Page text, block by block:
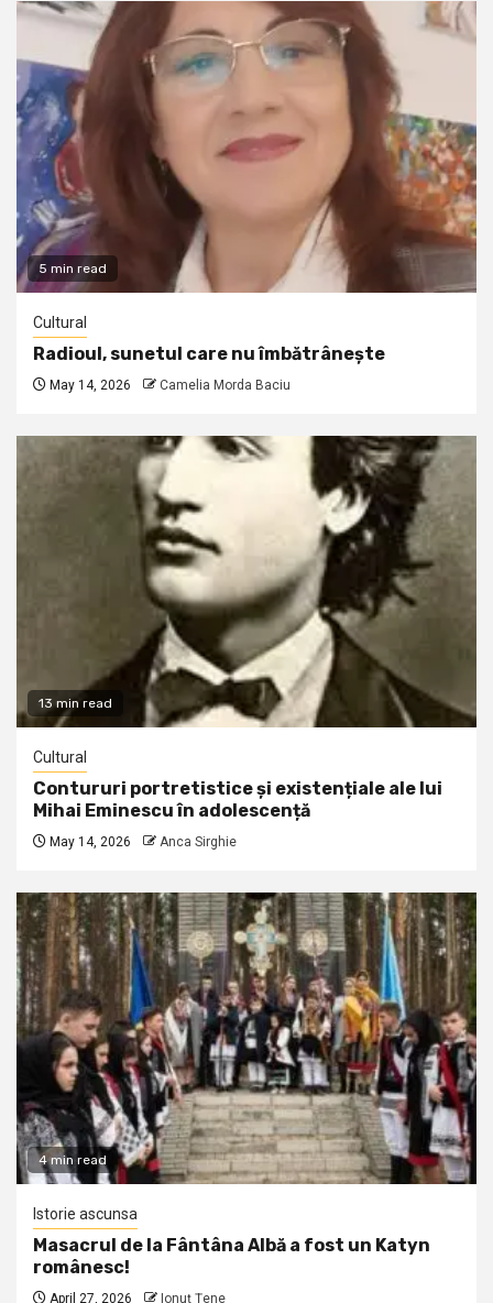
5 min read
Cultural
Radioul, sunetul care nu îmbătrânește
May 14, 2026 Camelia Morda Baciu
13 min read
Cultural
Contururi portretistice și existențiale ale lui
Mihai Eminescu în adolescență
May 14, 2026 Anca Sirghie
4 min read
Istorie ascunsa
Masacrul de la Fântâna Albă a fost un Katyn
românesc!
April 27, 2026 Ionuţ Ţene